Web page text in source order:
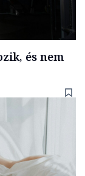
és nem